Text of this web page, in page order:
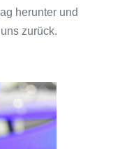
herunter und
zurück.